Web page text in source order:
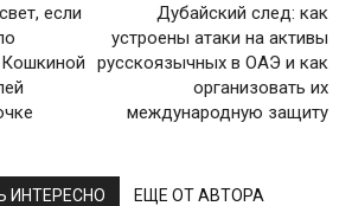
если
Дубайский след: как
устроены атаки на активы
русскоязычных в ОАЭ и как
организовать их
международную защиту
ИНТЕРЕСНО ЕЩЕ ОТ АВТОРА